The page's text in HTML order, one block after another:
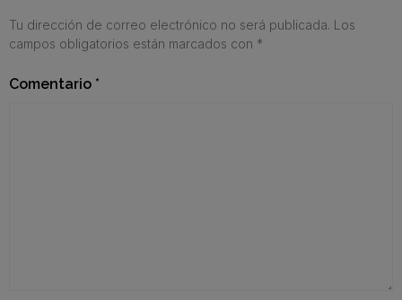
Tu dirección de correo electrónico no será publicada. Los
campos obligatorios están marcados con *
Comentario *